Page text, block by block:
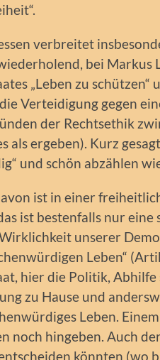
verbreitet
bei Markus
„Leben zu
Verteidigung gegen
der Rechtsethik
als ergeben). Kurz
und schön abzählen
ist in einer
ist bestenfalls nur
unserer
Leben“
hier die Politik, Abhilfe
zu Hause und
Leben.
noch hingeben. Auch
könnten (wo